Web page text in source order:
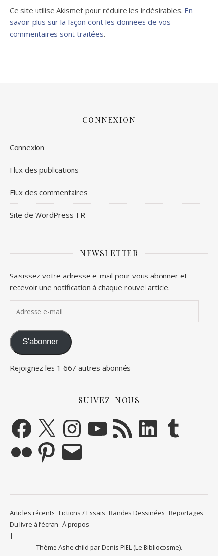
Ce site utilise Akismet pour réduire les indésirables. En
savoir plus sur la façon dont les données de vos
commentaires sont traitées.
CONNEXION
Connexion
Flux des publications
Flux des commentaires
Site de WordPress-FR
NEWSLETTER
Saisissez votre adresse e-mail pour vous abonner et
recevoir une notification à chaque nouvel article.
S'abonner
Rejoignez les 1 667 autres abonnés
SUIVEZ-NOUS
Facebook
X InstagramYouTubeFlux RSSLinkedIn Tumblr
PinterestE-mail
Articles récents Fictions / Essais Bandes Dessinées Reportages
Du livre à l’écran À propos
Thème Ashe child parDenis PIEL (Le Bibliocosme).